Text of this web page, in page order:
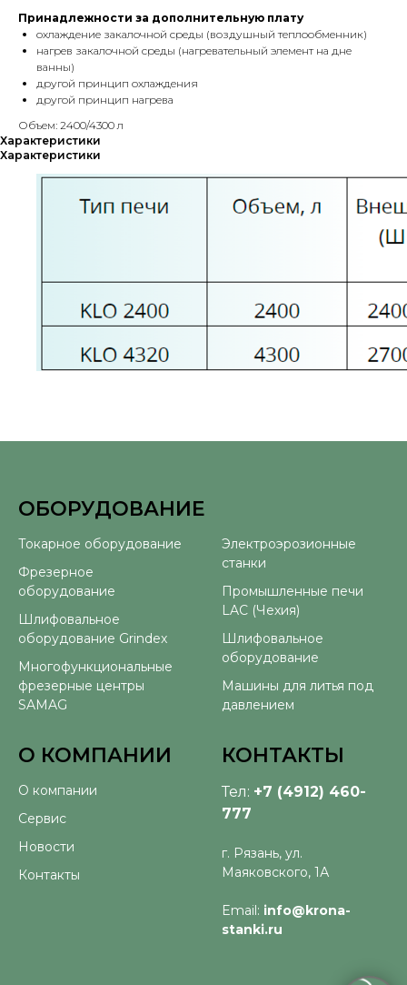
Принадлежности за дополнительную плату
охлаждение закалочной среды (воздушный теплообменник)
нагрев закалочной среды (нагревательный элемент на дне
ванны)
другой принцип охлаждения
другой принцип нагрева
Объем: 2400/4300 л
Характеристики
Характеристики
ОБОРУДОВАНИЕ
Токарное оборудование
Фрезерное
оборудование
Шлифовальное
оборудование Grindex
Многофункциональные
фрезерные центры
SAMAG
Электроэрозионные
станки
Промышленные печи
LAC (Чехия)
Шлифовальное
оборудование
Машины для литья под
давлением
О КОМПАНИИ
О компании
Сервис
Новости
Контакты
КОНТАКТЫ
Тел: +7 (4912) 460-
777
г. Рязань, ул.
Маяковского, 1А
Email: info@krona-
stanki.ru